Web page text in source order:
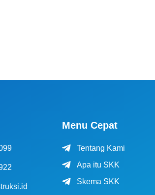
Menu Cepat
Tentang Kami
Apa itu SKK
Skema SKK